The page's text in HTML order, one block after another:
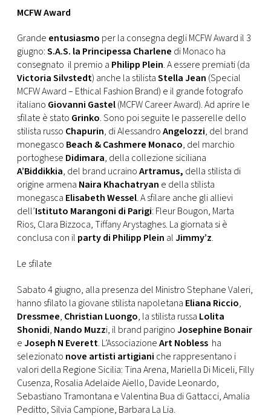
MCFW Award
Grande entusiasmo per la consegna degli MCFW Award il 3
giugno:S.A.S. la Principessa Charlene di Monaco ha
consegnato il premio a Philipp Plein. A essere premiati (da
Victoria Silvstedt) anche la stilistaStella Jean (Special
MCFW Award – Ethical Fashion Brand) e il grande fotografo
italiano Giovanni Gastel(MCFW Career Award). Ad aprire le
sfilate è stato Grinko. Sono poi seguite le passerelle dello
stilista russo Chapurin, di AlessandroAngelozzi, del brand
monegasco Beach & Cashmere Monaco, del marchio
portoghese Didimara, della collezione siciliana
A’Biddikkia, del brand ucrainoArtramus, della stilista di
origine armena Naira Khachatryan e della stilista
monegasca Elisabeth Wessel. A sfilare anche gli allievi
dell’Istituto Marangoni di Parigi: Fleur Bougon, Marta
Rios, Clara Bizzoca, Tiffany Arystaghes. La giornata si è
conclusa con il party di Philipp Plein alJimmy’z.
Le sfilate
Sabato 4 giugno, alla presenza del Ministro Stephane Valeri,
hanno sfilato la giovane stilista napoletana Eliana Riccio,
Dressmee, Christian Luongo, la stilista russa Lolita
Shonidi, Nando Muzzi, il brand pariginoJosephine Bonair
eJoseph N Everett. L’AssociazioneArt Nobless ha
selezionato nove artisti artigiani che rappresentano i
valori della Regione Sicilia: Tina Arena, Mariella Di Miceli, Filly
Cusenza, Rosalia Adelaide Aiello, Davide Leonardo,
Sebastiano Tramontana e Valentina Bua di Gattacci, Amalia
Peditto, Silvia Campione, Barbara La Lia.